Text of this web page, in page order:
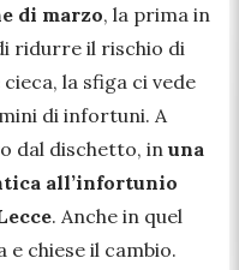
di marzo, la prima in
ridurre il rischio di
la sfiga ci vede
di infortuni. A
dal dischetto, in una
all’infortunio
. Anche in quel
chiese il cambio.